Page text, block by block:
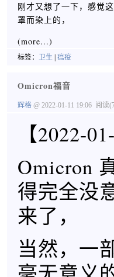
刚才又想了一下，感觉
罩而染上的，
(more...)
标签： 卫生 瘟疫
Omicron福音
辉格 @ 2022-01-11 19:06 阅读
【2022-
Omicron
得完全没
来了，
当然，一